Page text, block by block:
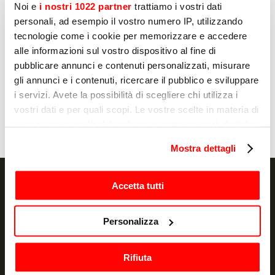
Noi e i nostri 1022 partner trattiamo i vostri dati
personali, ad esempio il vostro numero IP, utilizzando
tecnologie come i cookie per memorizzare e accedere
alle informazioni sul vostro dispositivo al fine di
pubblicare annunci e contenuti personalizzati, misurare
gli annunci e i contenuti, ricercare il pubblico e sviluppare
i servizi. Avete la possibilità di scegliere chi utilizza i
vostri dati e per quali scopi. Le vostre scelte in materia di
modificare o revocare il proprio consenso in qualsiasi
momento dalla Dichiarazione sui cookie o facendo clic
sull'icona di attivazione della privacy.
raccogliere informazioni sulla tua posizione
geografica, con un'approssimazione di qualche
Mostra dettagli
Accetta tutti
Personalizza
Rifiuta
Página1de8
HORNOS
ALISEO 2/3
NEWSLETTER
tu correo electrónico